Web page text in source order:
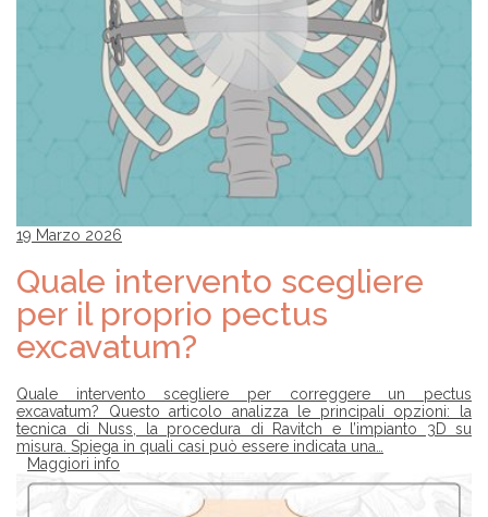
19 Marzo 2026
Quale intervento scegliere
per il proprio pectus
excavatum?
Quale intervento scegliere per correggere un pectus
excavatum? Questo articolo analizza le principali opzioni: la
tecnica di Nuss, la procedura di Ravitch e l’impianto 3D su
misura. Spiega in quali casi può essere indicata una…
Maggiori info